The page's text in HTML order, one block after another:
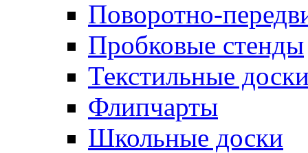
Поворотно-
Пробковые стенды
Текстильные
Флипчарты
Школьные доски